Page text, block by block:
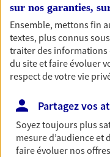
Nos offres
Épargne
Réalisez vos
immobilier, études
du monde…
simplement,
Découvrir les offres
sur nos garanties,
Ensemble, mettons fin
textes, plus connus
traiter des informations
du site et faire évoluer
respect de votre vie
Partagez vos
Soyez toujours plus
mesure d’audience et
faire évoluer nos